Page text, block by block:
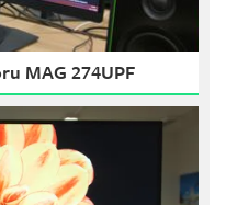
MAG 274UPF